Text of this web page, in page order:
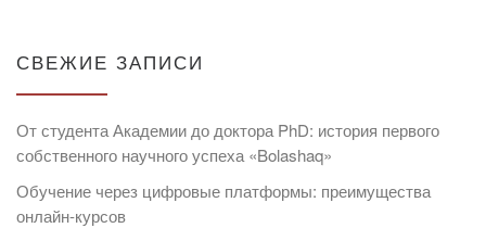
СВЕЖИЕ ЗАПИСИ
От студента Академии до доктора PhD: история первого
собственного научного успеха «Bolashaq»
Обучение через цифровые платформы: преимущества
онлайн-курсов